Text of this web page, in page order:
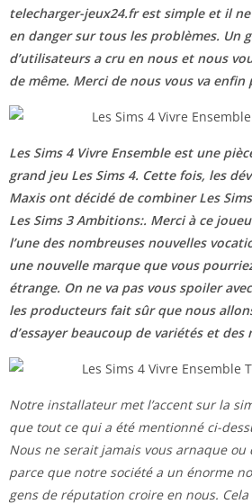
telecharger-jeux24.frest simple et il
en danger sur tous les problèmes. Un
d’utilisateurs a cru en nous et nous
de même. Merci de nous vous va
Les Sims 4 Vivre Ensemble est une
grand jeu Les Sims 4. Cette fois, les
Maxis ont décidé de combiner Les
Les Sims 3 Ambitions:. Merci à ce
l’une des nombreuses nouvelles
une nouvelle marque que vous
étrange. On ne va pas vous spoiler
les producteurs fait sûr que nous
d’essayer beaucoup de variétés et des
Notre installateur met l’accent sur la
que tout ce qui a été mentionné ci-
Nous ne serait jamais vous arnaque ou
parce que notre société a un énorme
gens de réputation croire en nous.